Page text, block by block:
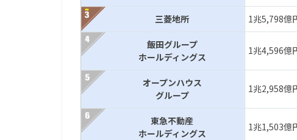
三菱地所 1兆5,798億
飯田グループ
ホールディングス
1兆4,596億
オープンハウス
グループ
1兆2,958億
東急不動産
ホールディングス
1兆1,503億